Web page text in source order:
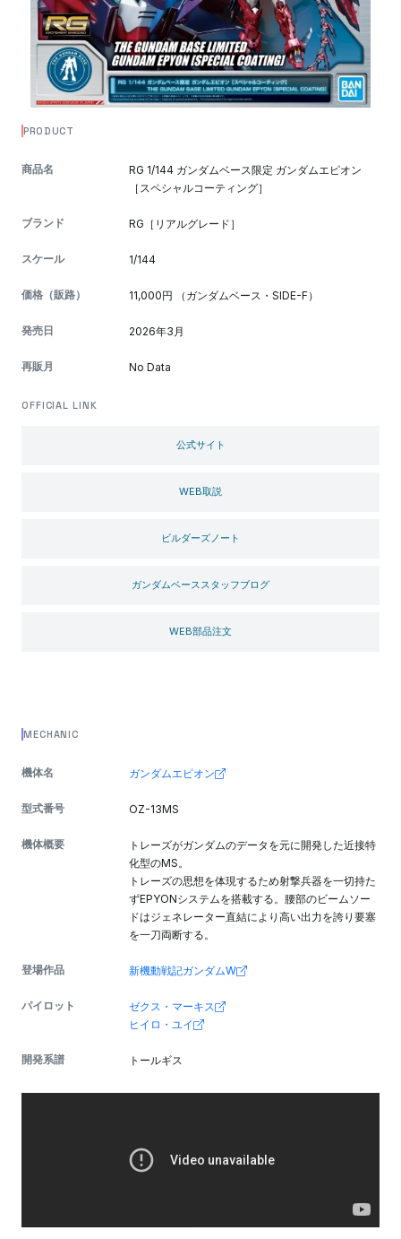
PRODUCT
商品名
RG 1/144 ガンダムベース限定 ガンダムエピオン
［スペシャルコーティング］
ブランド RG［リアルグレード］
スケール 1/144
価格（販路） 11,000円 （ガンダムベース・SIDE-F）
発売日 2026年3月
再販月 No Data
OFFICIAL LINK
公式サイト
WEB取説
ビルダーズノート
ガンダムベーススタッフブログ
WEB部品注文
MECHANIC
機体名 ガンダムエピオン
型式番号 OZ-13MS
機体概要
トレーズがガンダムのデータを元に開発した近接特
化型のMS。
トレーズの思想を体現するため射撃兵器を一切持た
ずEPYONシステムを搭載する。腰部のビームソー
ドはジェネレーター直結により高い出力を誇り要塞
を一刀両断する。
登場作品 新機動戦記ガンダムW
パイロット
ゼクス・マーキス
ヒイロ・ユイ
開発系譜 トールギス